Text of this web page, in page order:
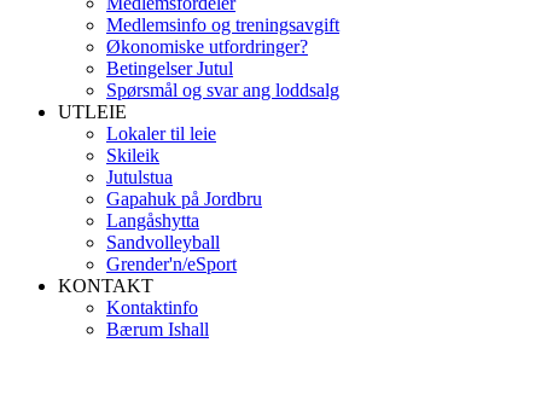
Medlemsinfo og treningsavgift
Økonomiske utfordringer?
Betingelser Jutul
Spørsmål og svar ang loddsalg
UTLEIE
Lokaler til leie
Skileik
Jutulstua
Gapahuk på Jordbru
Langåshytta
Sandvolleyball
Grender'n/eSport
KONTAKT
Kontaktinfo
Bærum Ishall